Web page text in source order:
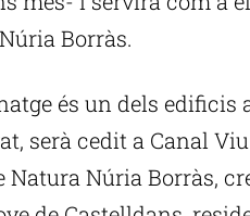
Borràs.
és un dels edificis
serà cedit a Canal
Núria Borràs,